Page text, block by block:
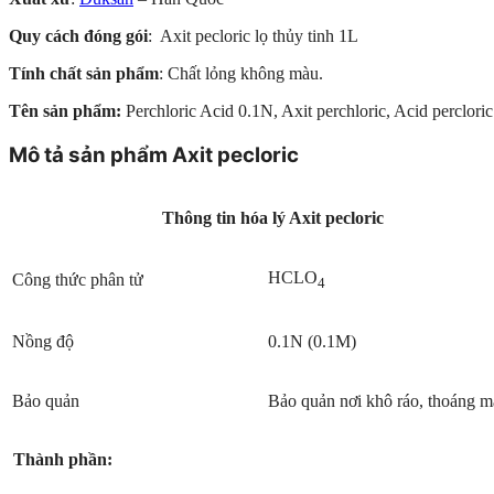
Quy cách đóng gói: Axit pecloric lọ thủy tinh 1L
Tính chất sản phẩm: Chất lỏng không màu.
Tên sản phẩm: Perchloric Acid 0.1N, Axit perchloric, Acid percloric
Mô tả sản phẩm Axit pecloric
Thông tin hóa lý Axit pecloric
Công thức phân tử HCLO4
Nồng độ 0.1N (0.1M)
Bảo quản Bảo quản nơi khô ráo, thoáng
Thành phần: